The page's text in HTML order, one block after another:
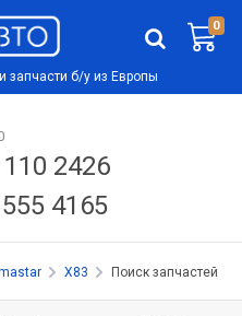
0
запчасти б/у из Европы
2426
4165
X83 Поиск запчастей